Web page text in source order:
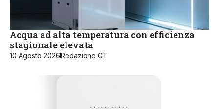
Acqua ad alta temperatura con efficienza
stagionale elevata
10 Agosto 2026Redazione GT